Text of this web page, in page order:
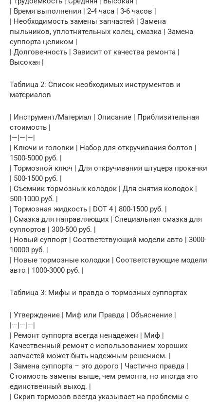
| Время выполнения | 2-4 часа | 3-6 часов |
| Необходимость замены запчастей | Замена
пыльников, уплотнительных колец, смазка | Замена
суппорта целиком |
| Долговечность | Зависит от качества ремонта |
Высокая |
Таблица 2: Список необходимых инструментов и
материалов
| Инструмент/Материал | Описание | Приблизительная
стоимость |
|—|—|—|
| Ключи и головки | Набор для откручивания болтов |
1500-5000 руб. |
| Тормозной ключ | Для откручивания штуцера прокачки
| 500-1500 руб. |
| Съемник тормозных колодок | Для снятия колодок |
500-1000 руб. |
| Тормозная жидкость | DOT 4 | 800-1500 руб. |
| Смазка для направляющих | Специальная смазка для
суппортов | 300-500 руб. |
| Новый суппорт | Соответствующий модели авто | 3000-
10000 руб. |
| Новые тормозные колодки | Соответствующие модели
авто | 1000-3000 руб. |
Таблица 3: Мифы и правда о тормозных суппортах
| Утверждение | Миф или Правда | Объяснение |
|—|—|—|
| Ремонт суппорта всегда ненадежен | Миф |
Качественный ремонт с использованием хороших
запчастей может быть надежным решением. |
| Замена суппорта – это дорого | Частично правда |
Стоимость замены выше, чем ремонта, но иногда это
единственный выход. |
| Скрип тормозов всегда указывает на проблемы с